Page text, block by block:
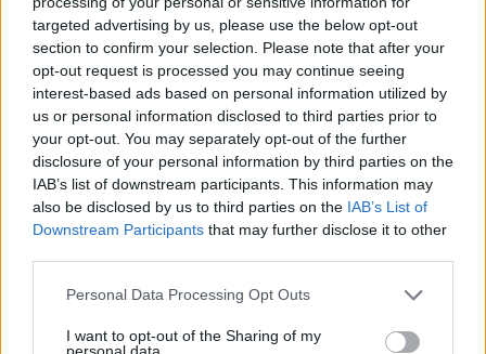
targeted advertising by us, please use the below opt-out
section to confirm your selection. Please note that after your
opt-out request is processed you may continue seeing
interest-based ads based on personal information utilized by
us or personal information disclosed to third parties prior to
your opt-out. You may separately opt-out of the further
disclosure of your personal information by third parties on the
IAB’s list of downstream participants. This information may
also be disclosed by us to third parties on the IAB’s List of
Downstream Participants that may further disclose it to other
Personal Data Processing Opt Outs
I want to opt-out of the Sharing of my
personal data.
Ver todas sus letras por orden alfabético
+ Leeland
Discografía Biografía Ranking Fotos Foro
Añadir Letra
Leelandno está entre los 500 artistas más
apoyados y visitados de esta semana.